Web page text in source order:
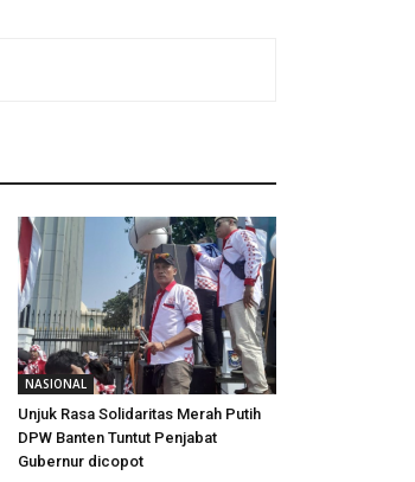
NASIONAL
Unjuk Rasa Solidaritas Merah Putih
DPW Banten Tuntut Penjabat
Gubernur dicopot